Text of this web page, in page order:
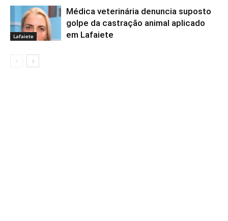
Lafaiete
Médica veterinária denuncia suposto
golpe da castração animal aplicado
em Lafaiete